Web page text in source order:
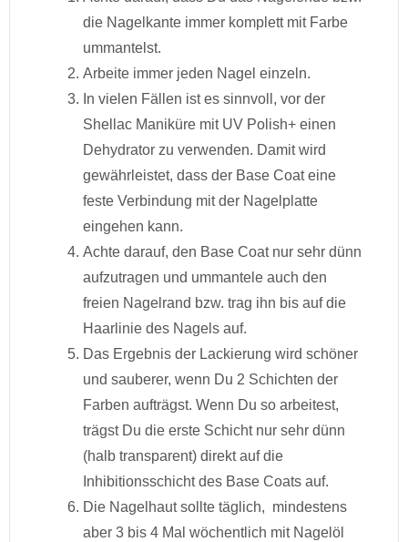
die Nagelkante immer komplett mit Farbe
ummantelst.
Arbeite immer jeden Nagel einzeln.
In vielen Fällen ist es sinnvoll, vor der
Shellac Maniküre mit UV Polish+ einen
Dehydrator zu verwenden. Damit wird
gewährleistet, dass der Base Coat eine
feste Verbindung mit der Nagelplatte
eingehen kann.
Achte darauf, den Base Coat nur sehr dünn
aufzutragen und ummantele auch den
freien Nagelrand bzw. trag ihn bis auf die
Haarlinie des Nagels auf.
Das Ergebnis der Lackierung wird schöner
und sauberer, wenn Du 2 Schichten der
Farben aufträgst. Wenn Du so arbeitest,
trägst Du die erste Schicht nur sehr dünn
(halb transparent) direkt auf die
Inhibitionsschicht des Base Coats auf.
Die Nagelhaut sollte täglich, mindestens
aber 3 bis 4 Mal wöchentlich mit Nagelöl